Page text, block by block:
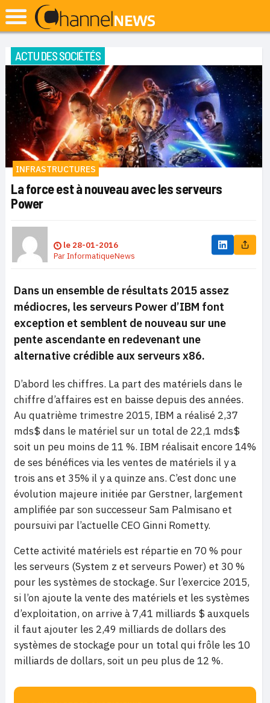
ACTU DES SOCIÉTÉS
INFRASTRUCTURES
La force est à nouveau avec les serveurs
Power
le 28-01-2016
ParInformatiqueNews
Dans un ensemble de résultats 2015 assez
médiocres, les serveurs Power d’IBM font
exception et semblent de nouveau sur une
pente ascendante en redevenant une
alternative crédible aux serveurs x86.
D’abord les chiffres. La part des matériels dans le
chiffre d’affaires est en baisse depuis des années.
Au quatrième trimestre 2015, IBM a réalisé 2,37
mds$ dans le matériel sur un total de 22,1 mds$
soit un peu moins de 11 %. IBM réalisait encore 14%
de ses bénéfices via les ventes de matériels il y a
trois ans et 35% il y a quinze ans. C’est donc une
évolution majeure initiée par Gerstner, largement
amplifiée par son successeur Sam Palmisano et
poursuivi par l’actuelle CEO Ginni Rometty.
Cette activité matériels est répartie en 70 % pour
les serveurs (System z et serveurs Power) et 30 %
pour les systèmes de stockage. Sur l’exercice 2015,
si l’on ajoute la vente des matériels et les systèmes
d’exploitation, on arrive à 7,41 milliards $ auxquels
il faut ajouter les 2,49 milliards de dollars des
systèmes de stockage pour un total qui frôle les 10
milliards de dollars, soit un peu plus de 12 %.